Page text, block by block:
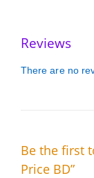
Reviews
There are no
Be the first
Price BD”